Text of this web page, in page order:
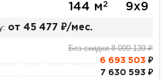
144 м2 9х9
от 45 477 ₽/мес.
Без скидки 8 099 139 ₽
6 693 503 ₽
7 630 593 ₽